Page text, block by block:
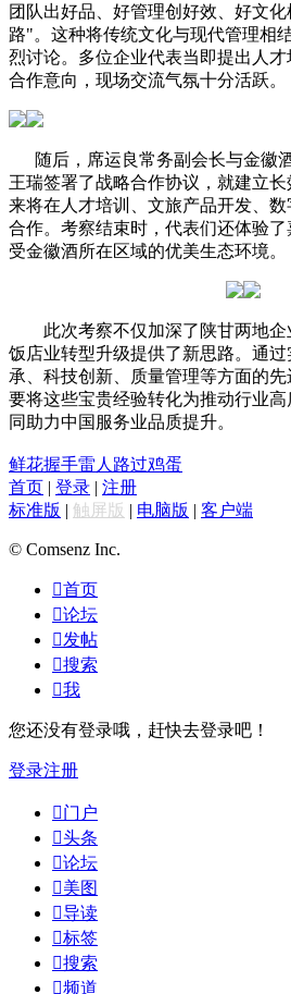
团队出好品、好管理创好效、好文
路"。这种将传统文化与现代管理相
烈讨论。多位企业代表当即提出人
合作意向，现场交流气氛十分活跃。
随后，席运良常务副会长与金徽
王瑞签署了战略合作协议，就建立
来将在人才培训、文旅产品开发、
合作。考察结束时，代表们还体验
受金徽酒所在区域的优美生态环境。
此次考察不仅加深了陕甘两地企
饭店业转型升级提供了新思路。通
承、科技创新、质量管理等方面的
要将这些宝贵经验转化为推动行业
同助力中国服务业品质提升。
鲜花握手雷人 路过鸡蛋
首页 | 登录 | 注册
标准版 | 触屏版 | 电脑版 | 客户端
© Comsenz Inc.
首页
论坛
发帖
搜索
我
您还没有登录哦，赶快去登录吧！
登录注册
门户
头条
论坛
美图
导读
标签
搜索
频道